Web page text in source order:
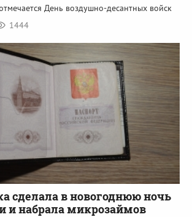
День воздушно-десантных войск
1444
сделала в новогоднюю ночь
и набрала микрозаймов